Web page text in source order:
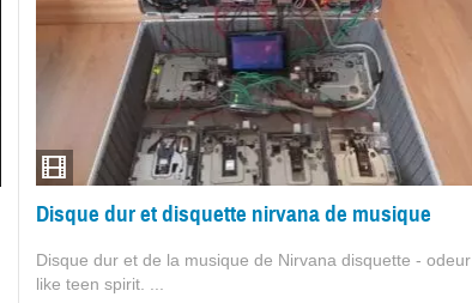
Disque dur et disquette nirvana de musique
Disque dur et de la musique de Nirvana disquette - odeur
like teen spirit. ...